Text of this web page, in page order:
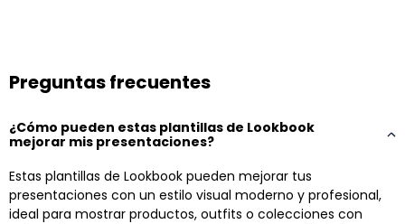
Preguntas frecuentes
¿Cómo pueden estas plantillas de Lookbook
mejorar mis presentaciones?
Estas plantillas de Lookbook pueden mejorar tus
presentaciones con un estilo visual moderno y profesional,
ideal para mostrar productos, outfits o colecciones con